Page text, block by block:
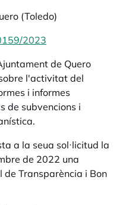
(Toledo)
2023
de Quero
l'activitat del
i informes
de subvencions i
a la seua sol·licitud la
de 2022 una
de Transparència i Bon